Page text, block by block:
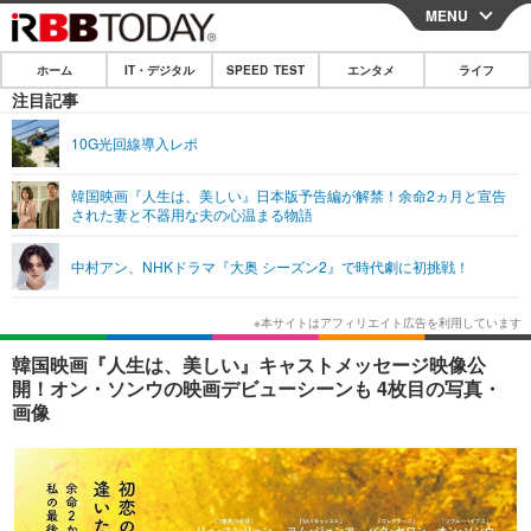
CLOSE
ホーム
IT・デジタル
ネタ
ショッピング その他
SPEED TEST
エンタメ
エンタメTOP 映画・ドラマ
韓国・芸能
音楽 スポーツ
ショッピング その他
ライフ
ライフTOP グルメ
ペット ショッピング
リリース一覧
プッシュ通知の停止方法
MENU
ホーム IT・デジタル SPEED TEST エンタメ ライフ
注目記事
10G光回線導入レポ
韓国映画『人生は、美しい』日本版予告編が解禁！余命2ヵ月と宣告
された妻と不器用な夫の心温まる物語
中村アン、NHKドラマ『大奥 シーズン2』で時代劇に初挑戦！
韓国映画『人生は、美しい』キャストメッセージ映像公
開！オン・ソンウの映画デビューシーンも 4枚目の写真・
画像